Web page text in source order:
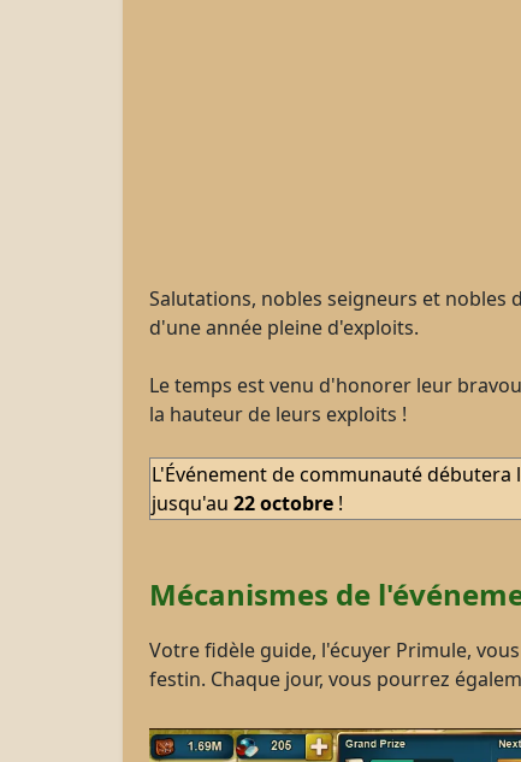
Salutations, nobles seigneurs et nobles
d'une année pleine d'exploits.
Le temps est venu d'honorer leur
la hauteur de leurs exploits !
L'Événement de communauté débutera
jusqu'au 22octobre !
Mécanismes de
Votre fidèle guide, l'écuyer Primule,
festin. Chaque jour, vous pourrez